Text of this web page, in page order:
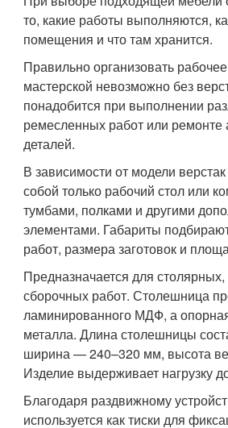
то, какие работы выполняются,
помещения и что там хранится.
Правильно организовать
мастерской невозможно без
понадобится при выполнении
ремесленных работ или
деталей.
В зависимости от модели
собой только рабочий стол или
тумбами, полками и другими
элементами. Габариты
работ, размера заготовок и
Предназначается для
сборочных работ. Столешница
ламинированного МДФ, а
металла. Длина столешницы
ширина — 240–320 мм, высота
Изделие выдерживает нагрузку
Благодаря раздвижному
используется как тиски для